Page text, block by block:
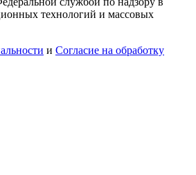
технологий и массовых
и Согласие на обработку